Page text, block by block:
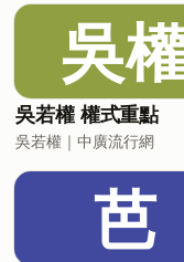
普的，此
燕市長相
目前也沒
好像是City Tour。 苗
麗文當選
同屬一中
等同加持
位的盧秀
若今年彰
期，恐怕
影。
吳
吳若權 權式重點
吳若權｜中廣流行網
芭